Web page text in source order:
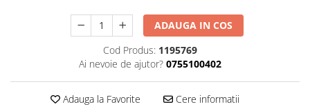
ADAUGA IN COS
Cod Produs: 1195769
Ai nevoie de ajutor? 0755100402
Adauga la Favorite Cere informatii